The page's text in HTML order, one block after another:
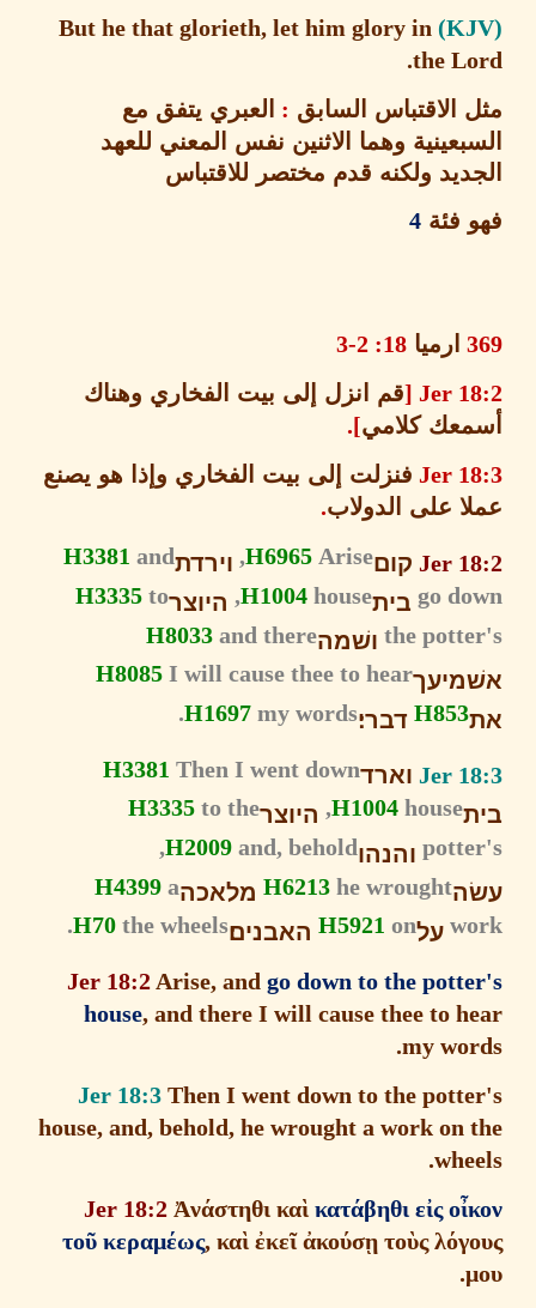
But he that glorieth, let him glory in
the
الاقتباس السابق:العبري يتفق مع
وهما الاثنين نفس المعني للعهد
ولكنه قدم مختصر للاقتباس
فئة4
ارميا18: 2-3
Jer قم انزل إلى بيت الفخاريوهناك
كلامي ].
Jer فنزلت إلى بيت الفخاري وإذا هو يصنع
على الدولاب.
Jer קום H6965Arise, וירדת H3381and
go בית H1004house, היוצר H3335to
the ושׁמה H8033and there
H8085I will cause thee to hear
H853 דברי׃ H1697my words.
Jer וארד H3381Then I went down
H1004house, היוצר H3335to the
והנהו H2009and, behold,
H6213he wrought מלאכה H4399a
על H5921on האבנים׃ H70the wheels.
Jer 18:2Arise, andgo down to the
house, and there I will cause thee to
my
Jer 18:3 Then I went down to the
house, and, behold, he wrought a work on
Jer 18:2 Ἀνάστηθι καὶ κατ άβηθι εἰς ο
τοῦκεραμέως, καὶ ἐκεῖ ἀ κούσῃτοὺς λ